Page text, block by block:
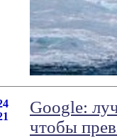
Google:
чтобы